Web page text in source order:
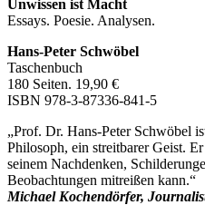
Unwissen ist Macht
Essays. Poesie. Analysen.
Hans-Peter Schwöbel
Taschenbuch
180 Seiten. 19,90 €
ISBN 978-3-87336-841-5
„Prof. Dr. Hans-Peter Schwöbel
Philosoph, ein streitbarer Geist.
seinem Nachdenken,
Beobachtungen mitreißen kann.“
Michael Kochendörfer,